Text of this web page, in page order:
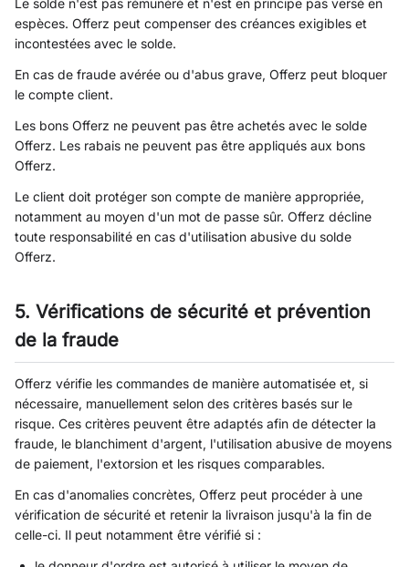
Le solde n'est pas rémunéré et n'est en principe pas versé en
espèces. Offerz peut compenser des créances exigibles et
incontestées avec le solde.
En cas de fraude avérée ou d'abus grave, Offerz peut bloquer
le compte client.
Les bons Offerz ne peuvent pas être achetés avec le solde
Offerz. Les rabais ne peuvent pas être appliqués aux bons
Offerz.
Le client doit protéger son compte de manière appropriée,
notamment au moyen d'un mot de passe sûr. Offerz décline
toute responsabilité en cas d'utilisation abusive du solde
Offerz.
5. Vérifications de sécurité et prévention
de la fraude
Offerz vérifie les commandes de manière automatisée et, si
nécessaire, manuellement selon des critères basés sur le
risque. Ces critères peuvent être adaptés afin de détecter la
fraude, le blanchiment d'argent, l'utilisation abusive de moyens
de paiement, l'extorsion et les risques comparables.
En cas d'anomalies concrètes, Offerz peut procéder à une
vérification de sécurité et retenir la livraison jusqu'à la fin de
celle-ci. Il peut notamment être vérifié si :